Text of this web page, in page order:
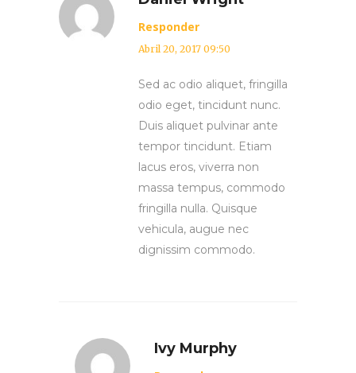
Responder
Abril 20, 2017 09:50
Sed ac odio aliquet, fringilla
odio eget, tincidunt nunc.
Duis aliquet pulvinar ante
tempor tincidunt. Etiam
lacus eros, viverra non
massa tempus, commodo
fringilla nulla. Quisque
vehicula, augue nec
dignissim commodo.
Ivy Murphy